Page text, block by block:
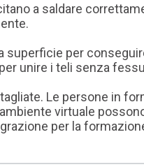
a saldare
superficie per
unire i teli senza
Le persone in
virtuale
per la